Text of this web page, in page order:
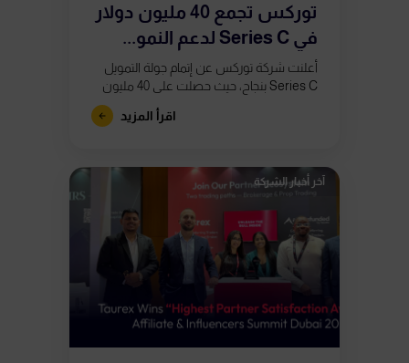
توركس تجمع 40 مليون دولار
في Series C لدعم النمو...
أعلنت شركة توركس عن إتمام جولة التمويل
Series C بنجاح، حيث حصلت على 40 مليون
اقرأ المزيد
آخر أخبار الشركة